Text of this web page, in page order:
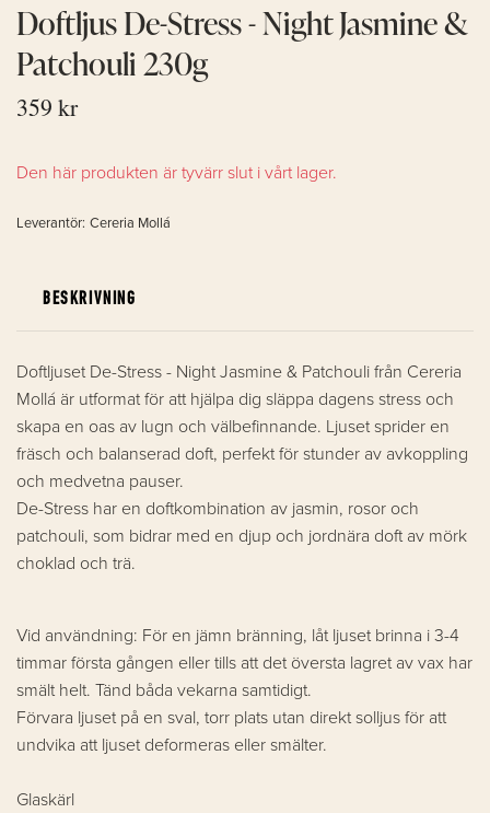
Doftljus De-Stress - Night Jasmine &
Patchouli 230g
359 kr
Den här produkten är tyvärr slut i vårt lager.
Leverantör: Cereria Mollá
BESKRIVNING
Doftljuset De-Stress - Night Jasmine & Patchouli från Cereria
Mollá är utformat för att hjälpa dig släppa dagens stress och
skapa en oas av lugn och välbefinnande. Ljuset sprider en
fräsch och balanserad doft, perfekt för stunder av avkoppling
och medvetna pauser.
De-Stress har en doftkombination av jasmin, rosor och
patchouli, som bidrar med en djup och jordnära doft av mörk
choklad och trä.
Vid användning: För en jämn bränning, låt ljuset brinna i 3-4
timmar första gången eller tills att det översta lagret av vax har
smält helt. Tänd båda vekarna samtidigt.
Förvara ljuset på en sval, torr plats utan direkt solljus för att
undvika att ljuset deformeras eller smälter.
Glaskärl